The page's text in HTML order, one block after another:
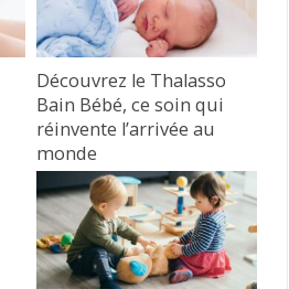
Découvrez le Thalasso
Bain Bébé, ce soin qui
réinvente l’arrivée au
monde
28 juillet 2025